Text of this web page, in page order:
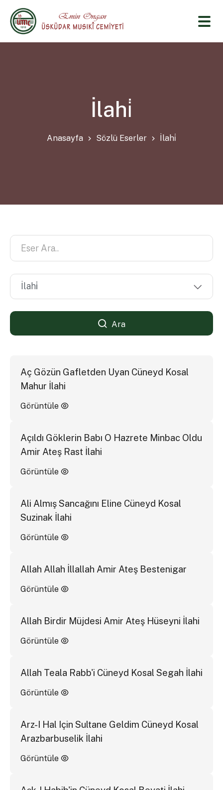
İlahi̇
Anasayfa Sözlü Eserler İlahi̇
Ara
Aç Gözün Gafletden Uyan Cüneyd Kosal
Mahur İlahi
Görüntüle
Açıldı Göklerin Babı O Hazrete Minbac Oldu
Amir Ateş Rast İlahi
Görüntüle
Ali Almış Sancağını Eline Cüneyd Kosal
Suzinak İlahi
Görüntüle
Allah Allah İllallah Amir Ateş Bestenigar
Görüntüle
Allah Birdir Müjdesi Amir Ateş Hüseyni İlahi
Görüntüle
Allah Teala Rabb'i Cüneyd Kosal Segah İlahi
Görüntüle
Arz-I Hal Için Sultane Geldim Cüneyd Kosal
Arazbarbuselik İlahi
Görüntüle